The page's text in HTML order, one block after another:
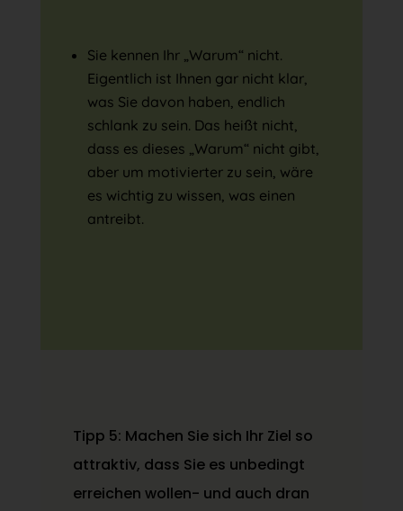
Sie kennen Ihr „Warum“ nicht.
Eigentlich ist Ihnen gar nicht klar,
was Sie davon haben, endlich
schlank zu sein. Das heißt nicht,
dass es dieses „Warum“ nicht gibt,
aber um motivierter zu sein, wäre
es wichtig zu wissen, was einen
antreibt.
Tipp 5: Machen Sie sich Ihr Ziel so
attraktiv, dass Sie es unbedingt
erreichen wollen- und auch dran